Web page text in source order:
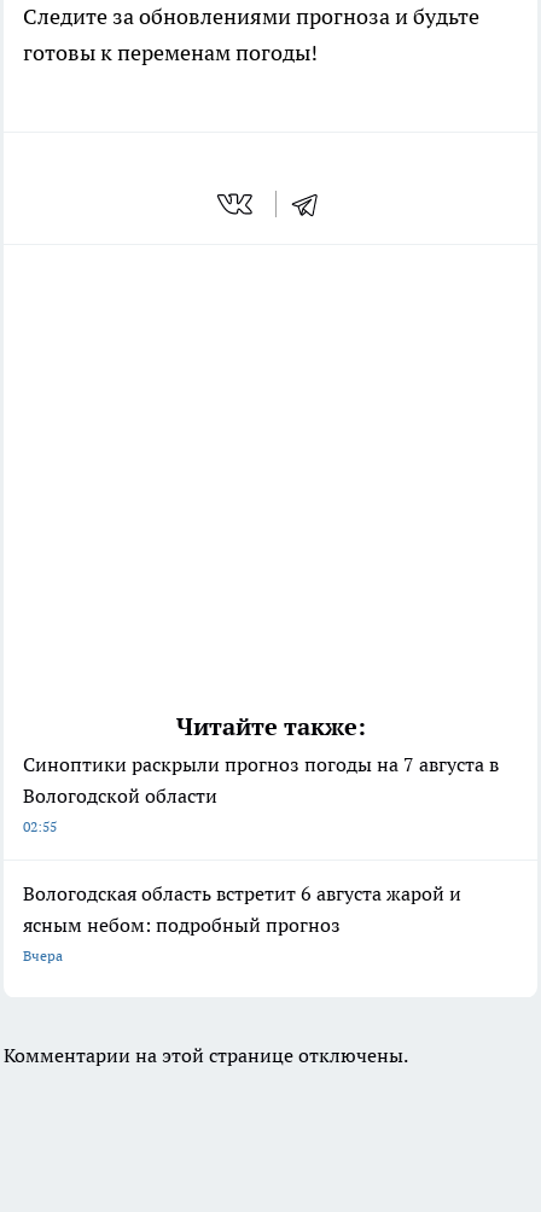
Следите за обновлениями прогноза и будьте
готовы к переменам погоды!
Читайте также:
Синоптики раскрыли прогноз погоды на 7 августа в
Вологодской области
02:55
Вологодская область встретит 6 августа жарой и
ясным небом: подробный прогноз
Вчера
Комментарии на этой странице отключены.